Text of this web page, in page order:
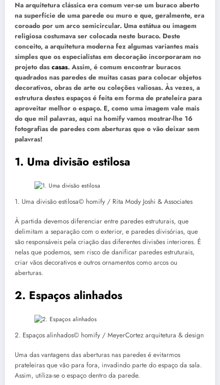
Na arquitetura clássica era comum ver-se um buraco aberto
na superfície de uma parede ou muro e que, geralmente, era
coroado por um arco semicircular. Uma estátua ou imagem
religiosa costumava ser colocada neste buraco. Deste
conceito, a arquitetura moderna fez algumas variantes mais
simples que os especialistas em decoração incorporaram no
projeto das casas. Assim, é comum encontrar buracos
quadrados nas paredes de muitas casas para colocar objetos
decorativos, obras de arte ou coleções valiosas. Às vezes, a
estrutura destes espaços é feita em forma de prateleira para
aproveitar melhor o espaço. E, como uma imagem vale mais
do que mil palavras, aqui na homify vamos mostrar-lhe 16
fotografias de paredes com aberturas que o vão deixar sem
palavras!
1. Uma divisão estilosa
1. Uma divisão estilosa© homify / Rita Mody Joshi & Associates
À partida devemos diferenciar entre paredes estruturais, que
delimitam a separação com o exterior, e paredes divisórias, que
são responsáveis pela criação das diferentes divisões interiores. É
nelas que podemos, sem risco de danificar paredes estruturais,
criar vãos decorativos e outros ornamentos como arcos ou
aberturas.
2. Espaços alinhados
2. Espaços alinhados© homify / MeyerCortez arquitetura & design
Uma das vantagens das aberturas nas paredes é evitarmos
prateleiras que vão para fora, invadindo parte do espaço da sala.
Assim, utiliza-se o espaço dentro da parede.